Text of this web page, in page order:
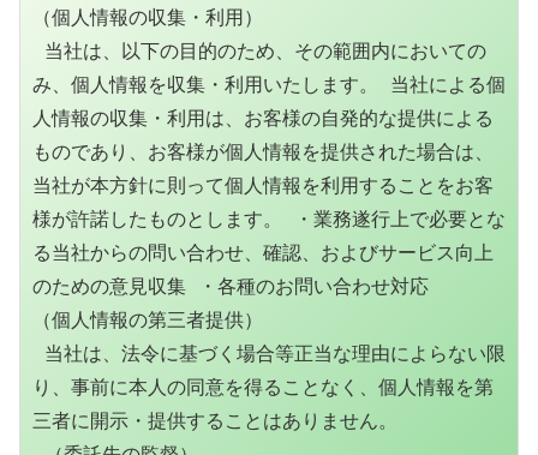
（個人情報の収集・利用）
み、個人情報を収集・利用いたします。 当社による個
人情報の収集・利用は、お客様の自発的な提供による
ものであり、お客様が個人情報を提供された場合は、
当社が本方針に則って個人情報を利用することをお客
様が許諾したものとします。 ・業務遂行上で必要とな
る当社からの問い合わせ、確認、およびサービス向上
のための意見収集 ・各種のお問い合わせ対応
（個人情報の第三者提供）
り、事前に本人の同意を得ることなく、個人情報を第
三者に開示・提供することはありません。